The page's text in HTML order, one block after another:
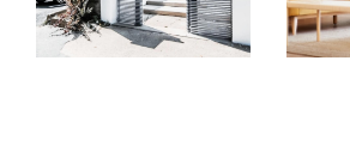
Nous avons créé uncentre
pensé pour offrir à nos clients